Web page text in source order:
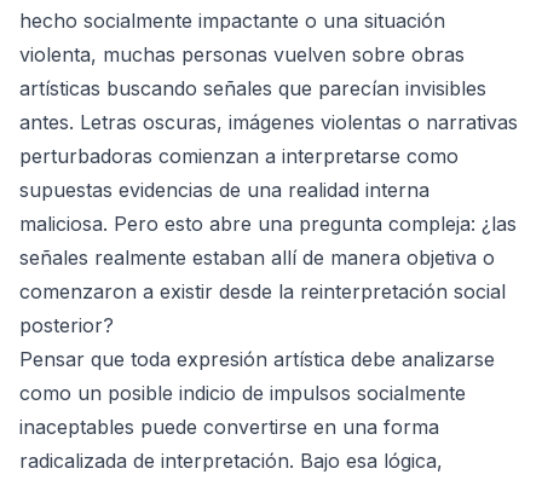
hecho socialmente impactante o una situación
violenta, muchas personas vuelven sobre obras
artísticas buscando señales que parecían invisibles
antes. Letras oscuras, imágenes violentas o narrativas
perturbadoras comienzan a interpretarse como
supuestas evidencias de una realidad interna
maliciosa. Pero esto abre una pregunta compleja: ¿las
señales realmente estaban allí de manera objetiva o
comenzaron a existir desde la reinterpretación social
posterior?
Pensar que toda expresión artística debe analizarse
como un posible indicio de impulsos socialmente
inaceptables puede convertirse en una forma
radicalizada de interpretación. Bajo esa lógica,